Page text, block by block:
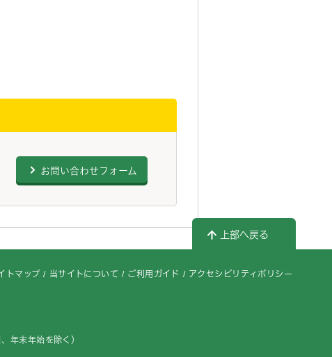
お問い合わせフォーム
上部へ戻る
トマップ 当サイトについて ご利用ガイド アクセシビリティポリシー
年末年始を除く）